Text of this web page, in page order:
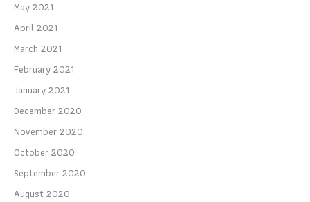
May 2021
April 2021
March 2021
February 2021
January 2021
December 2020
November 2020
October 2020
September 2020
August 2020